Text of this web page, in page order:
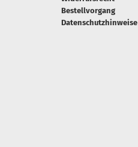
Bestellvorgang
Datenschutzhinweise